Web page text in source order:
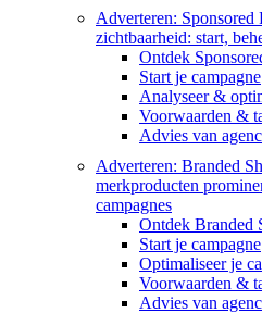
Adverteren: Sponsored
zichtbaarheid: start,
Ontdek
Start je campagne
Analyseer &
Voorwaarden &
Advies van
Adverteren: Branded
merkproducten
campagnes
Ontdek Branded
Start je campagne
Optimaliseer je
Voorwaarden &
Advies van